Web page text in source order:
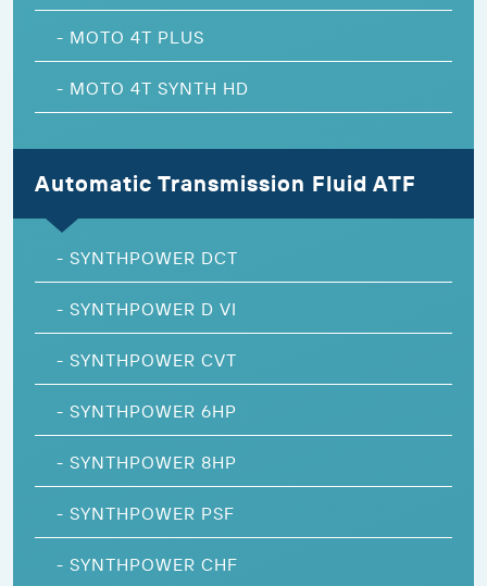
- MOTO 4T PLUS
- MOTO 4T SYNTH HD
Automatic Transmission Fluid ATF
- SYNTHPOWER DCT
- SYNTHPOWER D VI
- SYNTHPOWER CVT
- SYNTHPOWER 6HP
- SYNTHPOWER 8HP
- SYNTHPOWER PSF
- SYNTHPOWER CHF